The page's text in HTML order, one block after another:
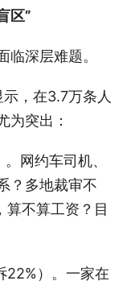
区”
深层难题。
，在3.7万条人
为突出：
网约车司机、
？多地裁审不
算不算工资？目
22%）。一家在